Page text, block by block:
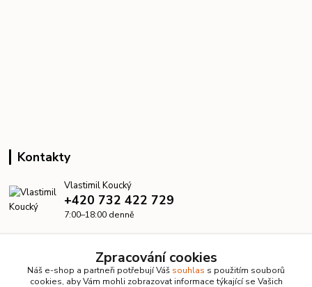
Kontakty
Vlastimil Koucký
+420 732 422 729
7:00–18:00 denně
Zpracování cookies
Náš e-shop a partneři potřebují Váš souhlas s použitím souborů
cookies, aby Vám mohli zobrazovat informace týkající se Vašich